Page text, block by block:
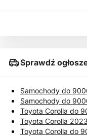
Sprawdź
Samochody do
Samochody do
Toyota Corolla do
Toyota Corolla
Toyota Corolla do